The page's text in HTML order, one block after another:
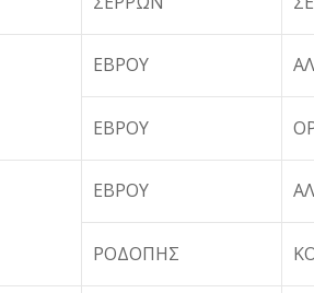
ΕΒΡΟΥ
ΕΒΡΟΥ
ΕΒΡΟΥ
ΡΟΔΟΠΗΣ